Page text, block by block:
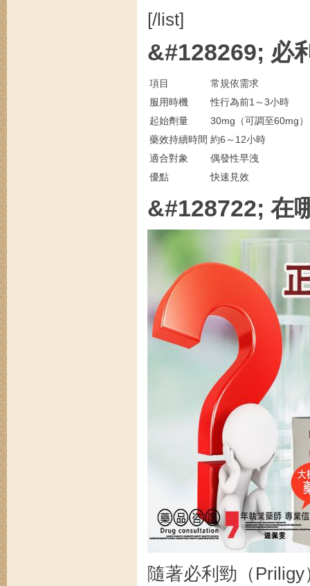
[/list]
&#128269; 必
項目
常規依需求
服用時機
性行為前1～3小時
起始劑量
30mg（可調至60mg）
藥效持續時間 約6～12小時
適合對象
偶發性早洩
優點
快速見效
&#128722; 在
隨著必利勁（